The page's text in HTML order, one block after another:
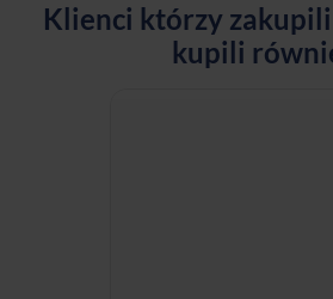
Klienci którzy
kupili